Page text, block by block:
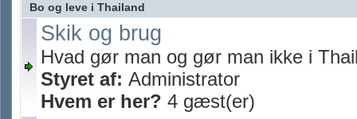
Bo og leve i Thailand
Skik og brug
Hvad gør man og gør man ikke i
Styret af: Administrator
Hvem er her? 4 gæst(er)